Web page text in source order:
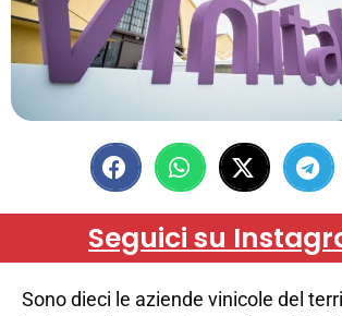
Seguici su
Sono dieci le aziende vinicole del